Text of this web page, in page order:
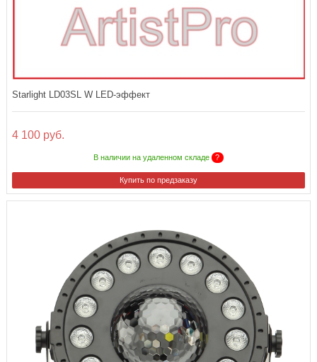
Starlight LD03SL W LED-эффект
4 100 руб.
В наличии на удаленном складе ?
Купить по предзаказу